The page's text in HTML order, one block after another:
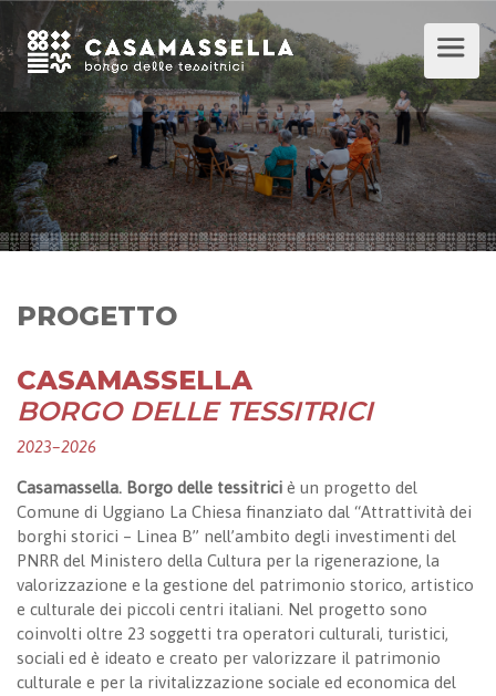
PROGETTO
CASAMASSELLA
BORGO DELLE TESSITRICI
2023–2026
Casamassella. Borgo delle tessitrici è un progetto del
Comune di Uggiano La Chiesa finanziato dal “Attrattività dei
borghi storici – Linea B” nell’ambito degli investimenti del
PNRR del Ministero della Cultura per la rigenerazione, la
valorizzazione e la gestione del patrimonio storico, artistico
e culturale dei piccoli centri italiani. Nel progetto sono
coinvolti oltre 23 soggetti tra operatori culturali, turistici,
sociali ed è ideato e creato per valorizzare il patrimonio
culturale e per la rivitalizzazione sociale ed economica del